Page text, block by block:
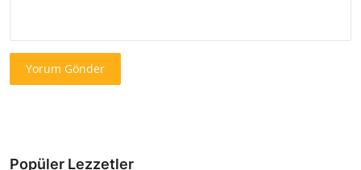
Yorum Gönder
Popüler Lezzetler